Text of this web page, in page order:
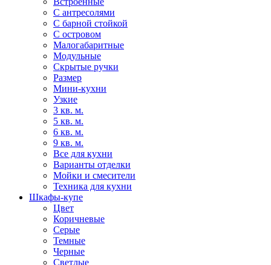
С антресолями
С барной стойкой
С островом
Малогабаритные
Модульные
Скрытые ручки
Размер
Мини-кухни
Узкие
3 кв. м.
5 кв. м.
6 кв. м.
9 кв. м.
Все для кухни
Варианты отделки
Мойки и смесители
Техника для кухни
Шкафы-купе
Цвет
Коричневые
Серые
Темные
Черные
Светлые